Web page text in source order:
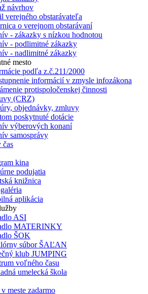
návrhov
verejného obstarávateľa
o verejnom obstarávaní
- zákazky s nízkou hodnotou
- podlimitné zákazky
- nadlimitné zákazky
mesto
podľa z.č.211/2000
informácií v zmysle infozákona
protispoločenskej činnosti
(CRZ)
objednávky, zmluvy
poskytnuté dotácie
výberových konaní
samosprávy
kina
podujatia
knižnica
aplikácia
ASI
MATERINKY
ŠOK
súbor ŠAĽAN
klub JUMPING
voľného času
umelecká škola
meste zadarmo